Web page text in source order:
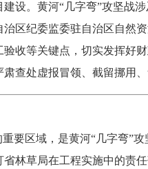
。黄河“几字弯”攻坚战涉
区纪委监委驻自治区自然
收等关键点，切实发挥好
查处虚报冒领、截留挪用
区域，是黄河“几字弯”攻
林草局在工程实施中的责